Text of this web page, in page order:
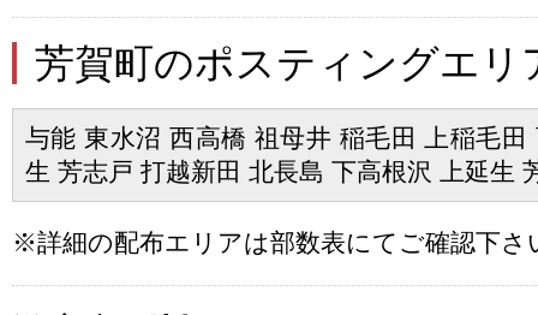
芳賀町のポスティングエリ
与能 東水沼 西高橋 祖母井 稲毛田 上稲毛
生 芳志戸 打越新田 北長島 下高根沢 上延生
※詳細の配布エリアは部数表にてご確認下さ